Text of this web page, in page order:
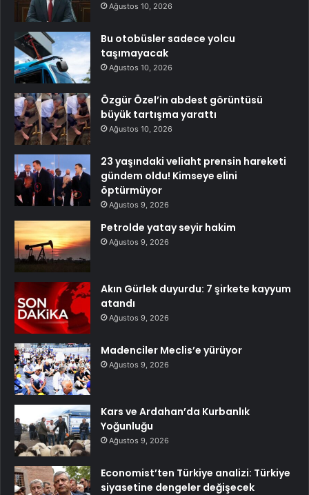
Ağustos 10, 2026
Bu otobüsler sadece yolcu
taşımayacak
Ağustos 10, 2026
Özgür Özel’in abdest görüntüsü
büyük tartışma yarattı
Ağustos 10, 2026
23 yaşındaki veliaht prensin hareketi
gündem oldu! Kimseye elini
öptürmüyor
Ağustos 9, 2026
Petrolde yatay seyir hakim
Ağustos 9, 2026
Akın Gürlek duyurdu: 7 şirkete kayyum
atandı
Ağustos 9, 2026
Madenciler Meclis’e yürüyor
Ağustos 9, 2026
Kars ve Ardahan’da Kurbanlık
Yoğunluğu
Ağustos 9, 2026
Economist’ten Türkiye analizi: Türkiye
siyasetine dengeler değişecek